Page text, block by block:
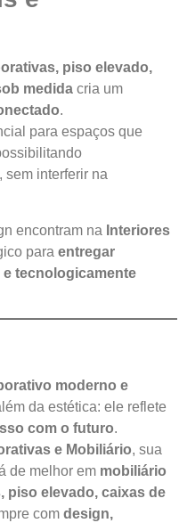
piso elevado,
medida cria um
.
para espaços que
, sem interferir na
encontram na Interiores
para entregar
tecnologicamente
moderno e
da estética: ele reflete
com o futuro.
e Mobiliário, sua
de melhor em mobiliário
piso elevado, caixas de
com design,